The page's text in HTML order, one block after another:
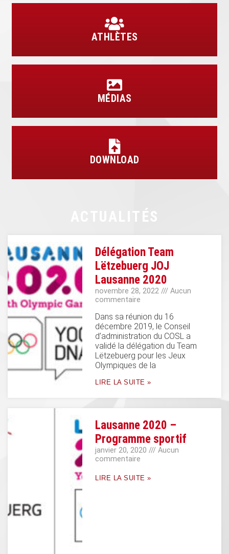
ATHLÈTES
MÉDIAS
DOWNLOAD
ACTUALITÉS
Délégation Team
Lëtzebuerg JOJ
Lausanne 2020
novembre 28, 2022
Aucun
commentaire
Dans sa réunion du 16
décembre 2019, le Conseil
d’administration du COSL a
validé la délégation du Team
Lëtzebuerg pour les Jeux
Olympiques de la
LIRE LA SUITE »
Lausanne 2020 –
Programme sportif
janvier 20, 2020
Aucun
commentaire
LIRE LA SUITE »